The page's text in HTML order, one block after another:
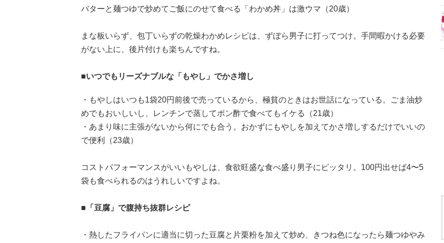
バターと麺つゆで炒めてご飯にのせて食べる「わかめ丼」は激ウマ（20歳）
まな板いらず、包丁いらずの乾燥わかめレシピは、ずぼら男子に打ってつけ。手間暇かける必要
がない上に、後片付けも楽ちんですね。
■いつでもリーズナブルな「もやし」でかさ増し
・もやしはいつも1袋20円前後で売っているから、極貧のときはお世話になっている。ごま油炒
めでもおいしいし、レンチンで蒸してポン酢で食べてもイケる（21歳）
・あまり味に主張がないから何にでも合う。おかずにもやしを加えてかさ増しするだけでいいの
で便利（23歳）
コストパフォーマンスがいいもやしは、食欲旺盛な食べ盛り男子にピッタリ。100円出せば4〜5
袋も食べられるのはうれしいですよね。
■「豆腐」で腹持ち抜群レシピ
・熱したフライパンに適当に切った豆腐と片栗粉を加えて炒め、きつね色になったら麺つゆやみ